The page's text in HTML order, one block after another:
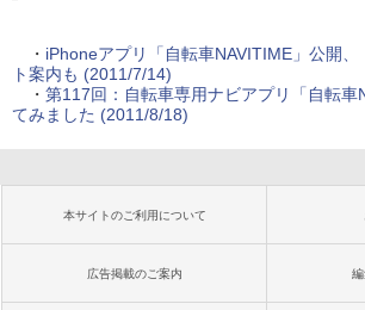
・ iPhoneアプリ「自転車NAVITIME」公開
ト案内も (2011/7/14)
・ 第117回：自転車専用ナビアプリ「自転車
てみました (2011/8/18)
本サイトのご利用について
広告掲載のご案内